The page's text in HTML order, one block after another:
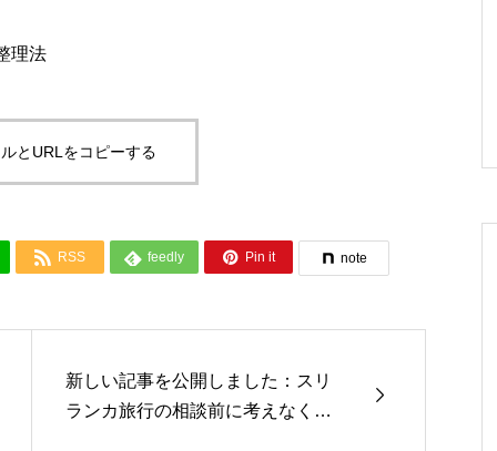
理法
とURLをコピーする
 RSS  feedly  Pin it note
新しい記事を公開しました：スリ
ランカ旅行の相談前に考えなくて
